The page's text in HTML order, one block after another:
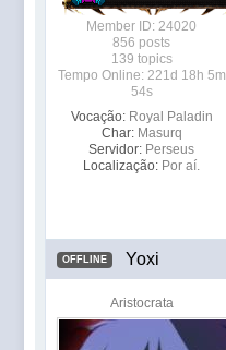
Member ID: 24020
856 posts
139 topics
Tempo Online: 221d 18h 5m
54s
Vocação: Royal Paladin
Char: Masurq
Servidor: Perseus
Localização: Por aí.
OFFLINE Yoxi
Aristocrata